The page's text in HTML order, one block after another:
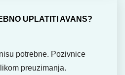
UPLATITI AVANS?
potrebne. Pozivnice
preuzimanja.